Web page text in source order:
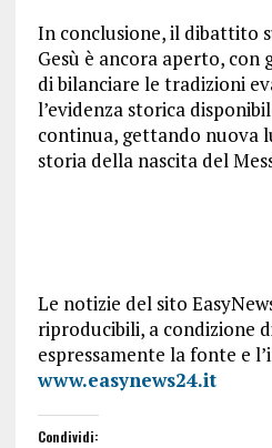
In conclusione, il dibattito
Gesù è ancora aperto, con
di bilanciare le tradizioni
l’evidenza storica
continua, gettando nuova
storia della nascita del
Le notizie del sito
riproducibili, a condizione
espressamente la fonte e
www.easynews24.it
Condividi: